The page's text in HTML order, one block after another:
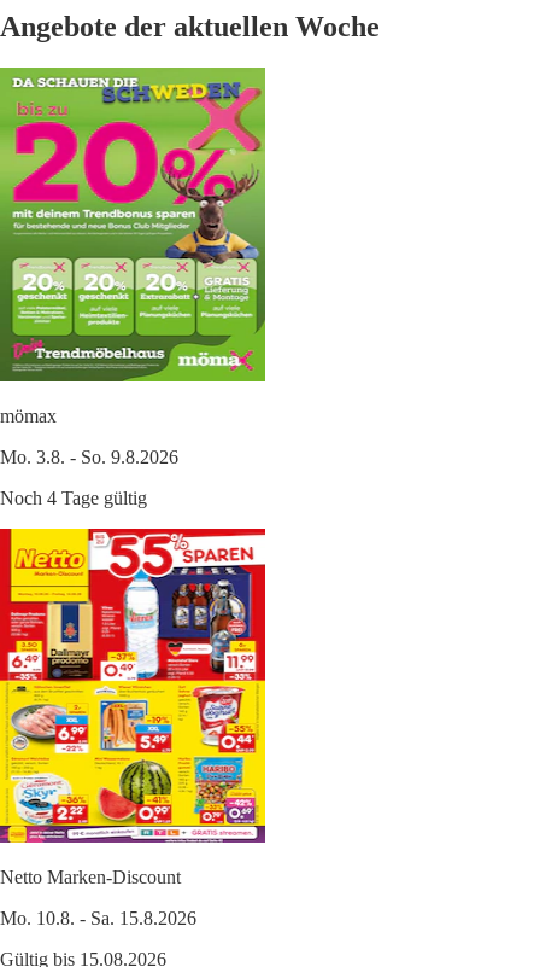
Angebote der aktuellen Woche
mömax
Mo. 3.8. - So. 9.8.2026
Noch 4 Tage gültig
Netto Marken-Discount
Mo. 10.8. - Sa. 15.8.2026
Gültig bis 15.08.2026